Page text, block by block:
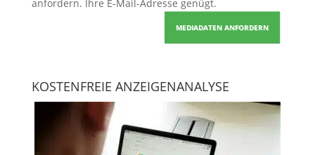
anfordern. Ihre E-Mail-Adresse genügt.
MEDIADATEN ANFORDERN
KOSTENFREIE ANZEIGENANALYSE